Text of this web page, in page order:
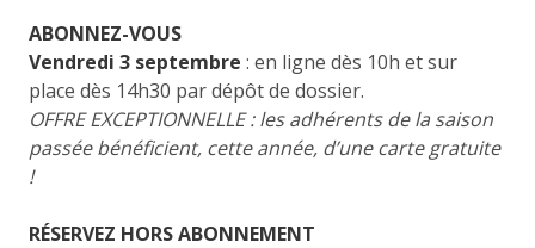
ABONNEZ-VOUS
Vendredi 3 septembre : en ligne dès 10h et sur
place dès 14h30 par dépôt de dossier.
OFFRE EXCEPTIONNELLE : les adhérents de la saison
passée bénéficient, cette année, d’une carte gratuite
!
RÉSERVEZ HORS ABONNEMENT